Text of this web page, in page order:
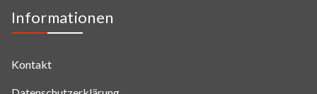
Informationen
Kontakt